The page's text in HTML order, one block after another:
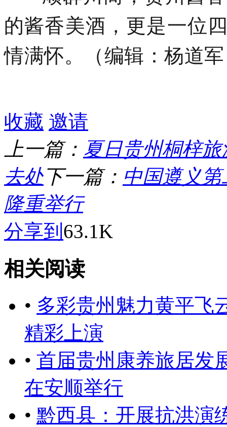
的酱香美酒，更是一位
情满怀。（编辑：杨
收藏 邀请
上一篇： 夏日贵州桐梓
去处下一篇： 中国遵义
隆重举行
分享到 63.1K
相关阅读
• 多彩贵州魅力黄平飞
精彩上演
• 首届贵州康养旅居发
在安顺举行
• 黔西县：开展抗洪演